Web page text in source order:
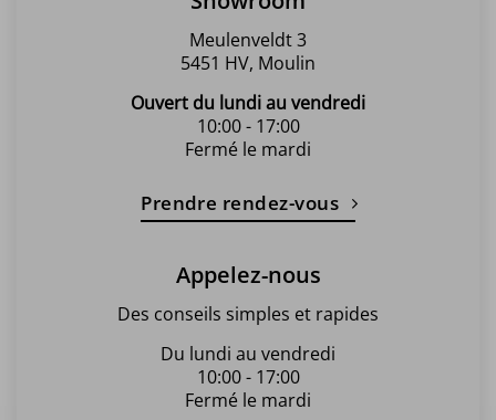
Meulenveldt 3
5451 HV, Moulin
Ouvert du lundi au vendredi
10:00 - 17:00
Fermé le mardi
Prendre rendez-vous
Appelez-nous
Des conseils simples et rapides
Du lundi au vendredi
10:00 - 17:00
Fermé le mardi